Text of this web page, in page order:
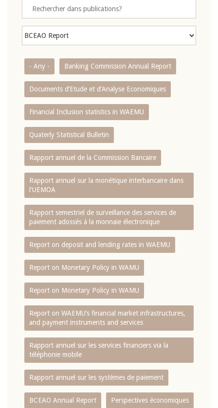
- Any - Banking Commission Annual Report
Documents d’Etude et d’Analyse Economiques
Financial Inclusion statistics in WAEMU
Quaterly Statistical Bulletin
Rapport annuel de la Commission Bancaire
Rapport annuel sur la monétique interbancaire dans
l'UEMOA
Rapport semestriel de surveillance des services de
paiement adossés à la monnaie électronique
Report on deposit and lending rates in WAEMU
Report on Monetary Policy in WAMU
Report on Monetary Policy in WAMU
Report on WAEMU’s financial market infrastructures,
and payment instruments and services
Rapport annuel sur les services financiers via la
téléphonie mobile
Rapport annuel sur les systèmes de paiement
BCEAO Annual Report Perspectives économiques